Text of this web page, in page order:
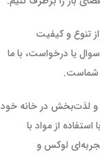
تنوع و کیفیت
یا درخواست، با ما
شماست.
و لذت‌بخش در خانه خود
از مواد با
لوکس و